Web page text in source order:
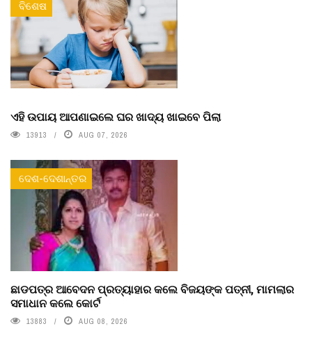
ବିଶେଷ
ଏହି ଉପାୟ ଆପଣାଇଲେ ଘର ଖାଦ୍ୟ ଖାଇବେ ପିଲା
13913 AUG 07, 2026
ଦେଶ-ଦେଶାନ୍ତର
ଛାଡପତ୍ର ଆବେଦନ ପ୍ରତ୍ୟାହାର କଲେ ବିଜୟଙ୍କ ପତ୍ନୀ, ମାମଲାର
ସମାଧାନ କଲେ କୋର୍ଟ
13883 AUG 08, 2026